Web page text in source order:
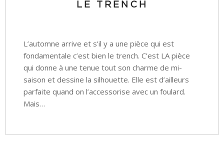
LE TRENCH
L’automne arrive et s’il y a une pièce qui est
fondamentale c’est bien le trench. C’est LA pièce
qui donne à une tenue tout son charme de mi-
saison et dessine la silhouette. Elle est d’ailleurs
parfaite quand on l’accessorise avec un foulard.
Mais…